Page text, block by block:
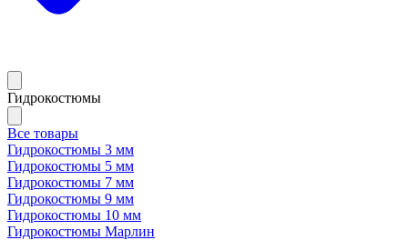
Гидрокостюмы
Все товары
Гидрокостюмы 3 мм
Гидрокостюмы 5 мм
Гидрокостюмы 7 мм
Гидрокостюмы 9 мм
Гидрокостюмы 10 мм
Гидрокостюмы Марлин